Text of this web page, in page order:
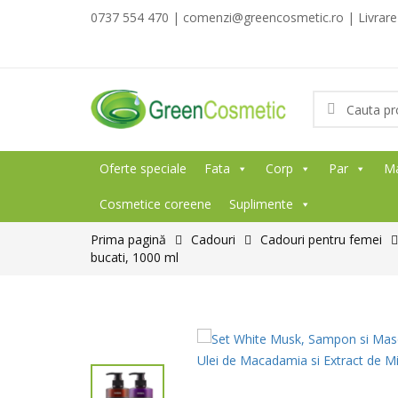
0737 554 470 | comenzi@greencosmetic.ro |
Oferte speciale Fata Corp Par
Cosmetice coreene Suplimente
Prima pagină Cadouri
Cadouri pentru femei
bucati, 1000 ml